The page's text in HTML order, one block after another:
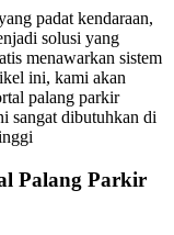
padat kendaraan,
solusi yang
menawarkan sistem
ini, kami akan
palang parkir
sangat dibutuhkan di
Palang Parkir